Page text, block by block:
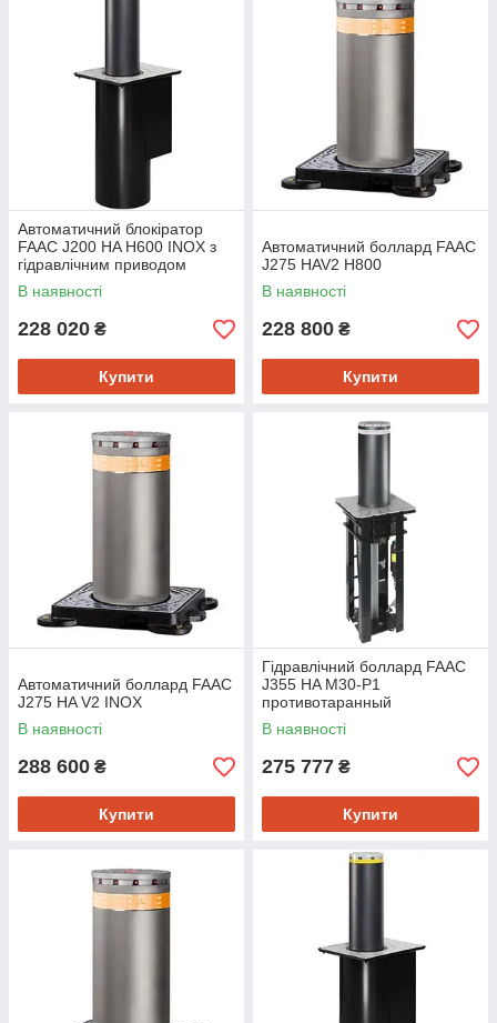
Автоматичний блокіратор
FAAC J200 HA H600 INOX з
гідравлічним приводом
В наявності
228 020 ₴
Купити
Автоматичний боллард FAAC
J275 HAV2 H800
В наявності
228 800 ₴
Купити
Автоматичний боллард FAAC
J275 HA V2 INOX
В наявності
288 600 ₴
Купити
Гідравлічний боллард FAAC
J355 HA M30-P1
противотаранный
В наявності
275 777 ₴
Купити